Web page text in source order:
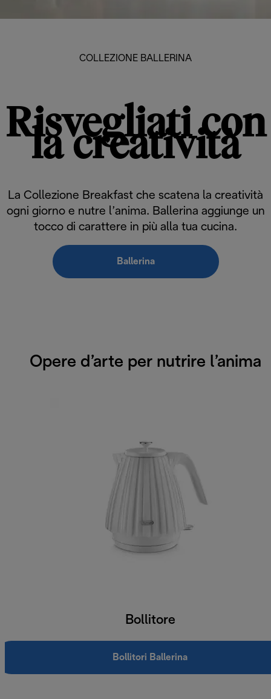
COLLEZIONE BALLERINA
Risvegliati con
la creatività
La Collezione Breakfast che scatena la creatività
ogni giorno e nutre l’anima. Ballerina aggiunge un
tocco di carattere in più alla tua cucina.
Ballerina
Opere d’arte per nutrire l’anima
Bollitore
Bollitori Ballerina